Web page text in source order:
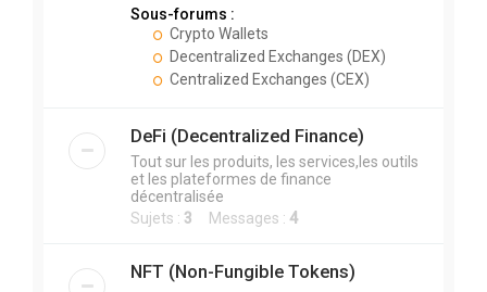
Sous-forums :
Crypto Wallets
Decentralized Exchanges (DEX)
Centralized Exchanges (CEX)
DeFi (Decentralized Finance)
Tout sur les produits, les services,les outils
et les plateformes de finance
décentralisée
Sujets : 3 Messages : 4
NFT (Non-Fungible Tokens)